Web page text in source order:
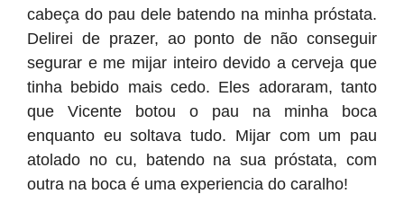
cabeça do pau dele batendo na minha próstata.
Delirei de prazer, ao ponto de não conseguir
segurar e me mijar inteiro devido a cerveja que
tinha bebido mais cedo. Eles adoraram, tanto
que Vicente botou o pau na minha boca
enquanto eu soltava tudo. Mijar com um pau
atolado no cu, batendo na sua próstata, com
outra na boca é uma experiencia do caralho!